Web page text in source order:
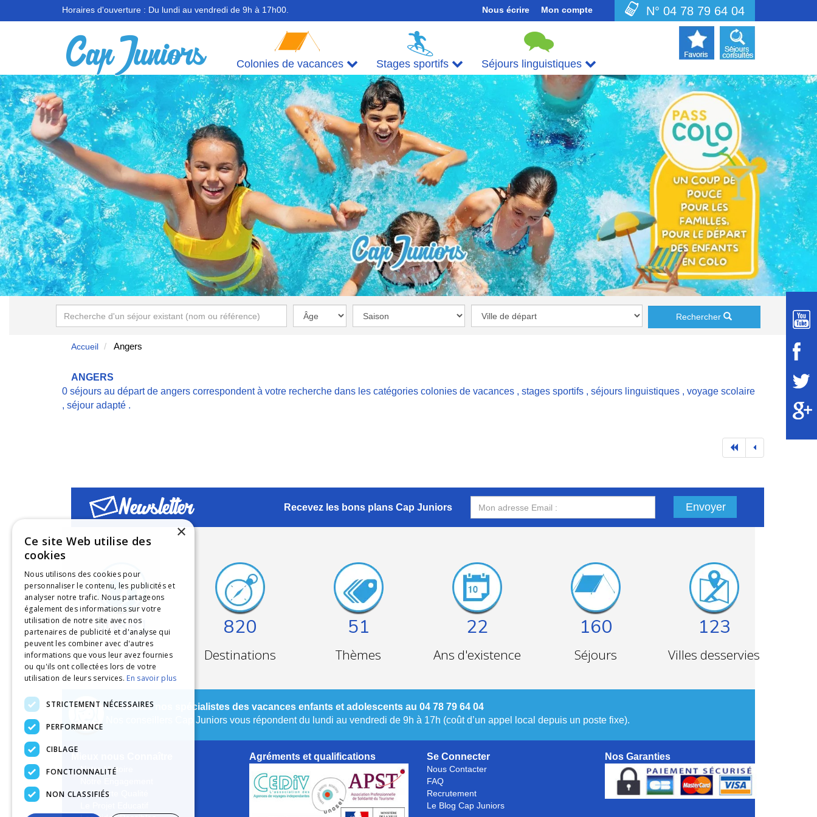
Horaires d'ouverture : Du lundi au vendredi de 9h à 17h00. Nous écrire Mon compte N° 04 78 79 64 04
Colonies de vacances Stages sportifs Séjours linguistiques
Rechercher
Accueil Angers
ANGERS
0 séjours au départ de angers correspondent à votre recherche dans les catégories colonies de vacances , stages sportifs , séjours linguistiques , voyage scolaire
, séjour adapté .
Newsletter Recevez les bons plans Cap Juniors Envoyer
90881
Participants
820
Destinations
51
Thèmes
22
Ans d'existence
160
Séjours
123
Villes desservies
Contactez nos spécialistes des vacances enfants et adolescents au 04 78 79 64 04
Nos conseillers Cap Juniors vous répondent du lundi au vendredi de 9h à 17h (coût d’un appel local depuis un poste fixe).
Notre Histoire
La Charte Qualité
Agréments et qualifications Se Connecter
Nous Contacter
FAQ
Recrutement
Le Blog Cap Juniors
Nos Garanties
×
Ce site Web utilise des
cookies
Nous utilisons des cookies pour
personnaliser le contenu, les publicités et
analyser notre trafic. Nous partageons
également des informations sur votre
utilisation de notre site avec nos
partenaires de publicité et d'analyse qui
peuvent les combiner avec d'autres
informations que vous leur avez fournies
ou qu'ils ont collectées lors de votre
utilisation de leurs services. En savoir plus
STRICTEMENT NÉCESSAIRES
PERFORMANCE
CIBLAGE
FONCTIONNALITÉ
NON CLASSIFIÉS